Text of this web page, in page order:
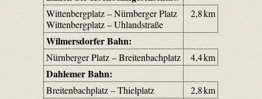
Wittenbergplatz – Nürnberger Platz
Wittenbergplatz – Uhlandstraße
2,8 km
Wilmersdorfer Bahn:
Nürnberger Platz – Breitenbachplatz 4,4 km
Dahlemer Bahn:
Breitenbachplatz – Thielplatz 2,8 km